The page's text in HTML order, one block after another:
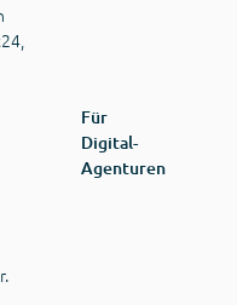
Für
Digital-
Agenturen